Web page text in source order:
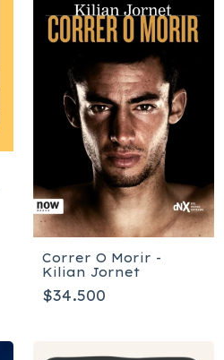
Correr O Morir -
Kilian Jornet
$34.500